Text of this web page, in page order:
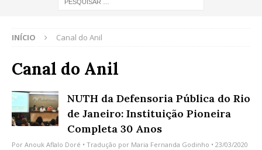
INÍCIO Canal do Anil
Canal do Anil
NUTH da Defensoria Pública do Rio
de Janeiro: Instituição Pioneira
Completa 30 Anos
Por Anouk Aflalo Doré • Tradução por Maria Fernanda Godinho • 23/03/2020